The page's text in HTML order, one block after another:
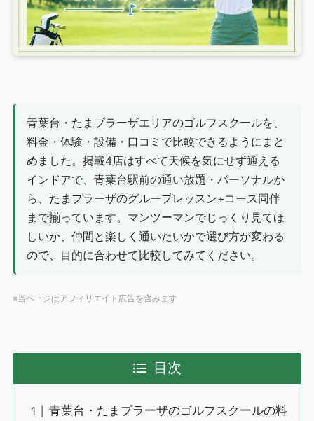
青葉台・たまプラーザエリアのゴルフスクールを、
料金・体験・設備・口コミで比較できるようにまと
めました。掲載4店はすべて天候を気にせず通える
インドアで、青葉台駅前の通い放題・パーソナルか
ら、たまプラーザのグループレッスン+コース同伴
まで揃っています。マンツーマンでじっくり見てほ
しいか、仲間と楽しく通いたいかで選び方が変わる
ので、目的に合わせて比較してみてください。
※当ページはアフィリエイト広告を含みます
目次
青葉台・たまプラーザのゴルフスクールの料